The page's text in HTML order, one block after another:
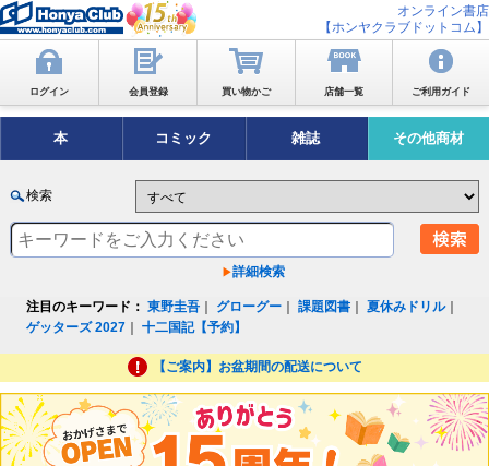
オンライン書店
【ホンヤクラブドットコム】
ログイン 会員登録 買い物かご 店舗一覧 ご利用ガイド
本 コミック 雑誌 その他商材
検索
詳細検索
注目のキーワード： 東野圭吾 グローグー ｜課題図書 ｜夏休みドリル｜
ゲッターズ 2027 ｜十二国記【予約】
【ご案内】お盆期間の配送について